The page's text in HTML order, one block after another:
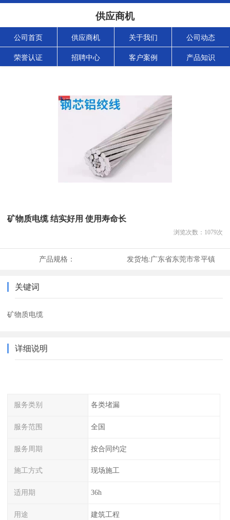
供应商机
公司首页 供应商机 关于我们 公司动态
荣誉认证 招聘中心 客户案例 产品知识
矿物质电缆 结实好用 使用寿命长
浏览次数： 1079次
产品规格： 发货地:广东省东莞市常平镇
关键词
矿物质电缆
详细说明
服务类别 各类堵漏
服务范围 全国
服务周期 按合同约定
施工方式 现场施工
适用期 36h
用途 建筑工程